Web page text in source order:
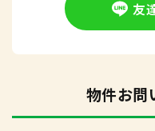
友
物件お問